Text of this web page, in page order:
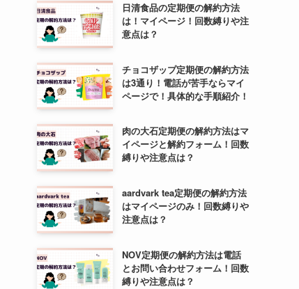
日清食品の定期便の解約方法
は！マイページ！回数縛りや注
意点は？
チョコザップ定期便の解約方法
は3通り！電話が苦手ならマイ
ページで！具体的な手順紹介！
肉の大石定期便の解約方法はマ
イページと解約フォーム！回数
縛りや注意点は？
aardvark tea定期便の解約方法
はマイページのみ！回数縛りや
注意点は？
NOV定期便の解約方法は電話
とお問い合わせフォーム！回数
縛りや注意点は？